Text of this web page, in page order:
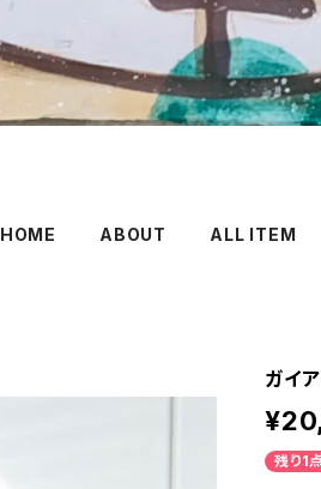
HOME ABOUT ALL ITEM
ガイ
残り1点